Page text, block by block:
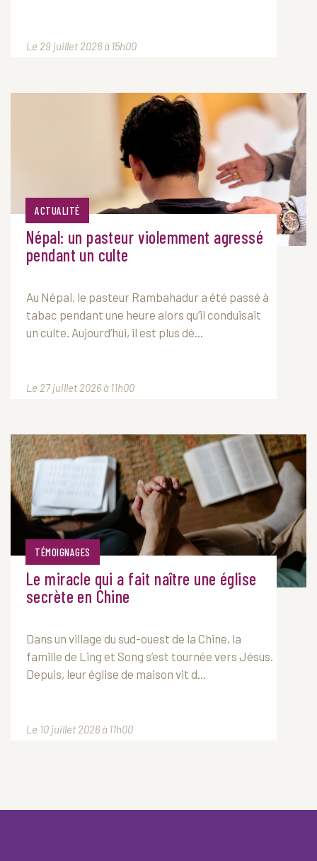
Le 29 juillet 2026 à 15h00
ACTUALITÉ
Népal: un pasteur violemment agressé
pendant un culte
Au Népal, le pasteur Rambahadur a été passé à
tabac pendant une heure alors qu’il conduisait
un culte. Aujourd’hui, il est plus dé...
Le 27 juillet 2026 à 11h00
TÉMOIGNAGES
Le miracle qui a fait naître une église
secrète en Chine
Dans un village du sud-ouest de la Chine, la
famille de Ling et Song s’est tournée vers Jésus.
Depuis, leur église de maison vit d...
Le 10 juillet 2026 à 11h00